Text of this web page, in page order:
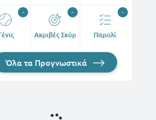
-
Ακριβές Σκόρ
-
Παρολί
-
Όλα τα Προγνωστικά